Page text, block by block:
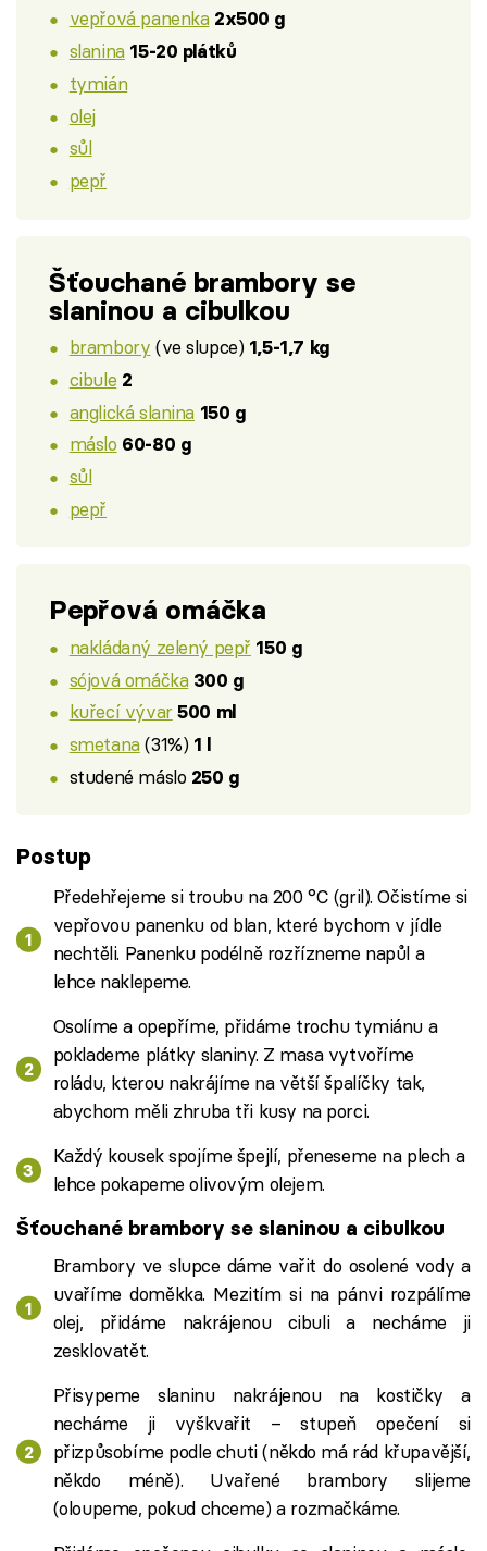
vepřová panenka 2x500 g
slanina 15-20 plátků
tymián
olej
sůl
pepř
Šťouchané brambory se
slaninou a cibulkou
brambory (ve slupce) 1,5-1,7 kg
cibule 2
anglická slanina 150 g
máslo 60-80 g
sůl
pepř
Pepřová omáčka
nakládaný zelený pepř 150 g
sójová omáčka 300 g
kuřecí vývar 500 ml
smetana(31%) 1 l
studené máslo 250 g
Postup
Předehřejeme si troubu na 200 °C (gril). Očistíme si
vepřovou panenku od blan, které bychom v jídle
nechtěli. Panenku podélně rozřízneme napůl a
lehce naklepeme.
Osolíme a opepříme, přidáme trochu tymiánu a
poklademe plátky slaniny. Z masa vytvoříme
roládu, kterou nakrájíme na větší špalíčky tak,
abychom měli zhruba tři kusy na porci.
Každý kousek spojíme špejlí, přeneseme na plech a
lehce pokapeme olivovým olejem.
Šťouchané brambory se slaninou a cibulkou
Brambory ve slupce dáme vařit do osolené vody a
uvaříme doměkka. Mezitím si na pánvi rozpálíme
olej, přidáme nakrájenou cibuli a necháme ji
zesklovatět.
Přisypeme slaninu nakrájenou na kostičky a
necháme ji vyškvařit – stupeň opečení si
přizpůsobíme podle chuti (někdo má rád křupavější,
někdo méně). Uvařené brambory slijeme
(oloupeme, pokud chceme) a rozmačkáme.